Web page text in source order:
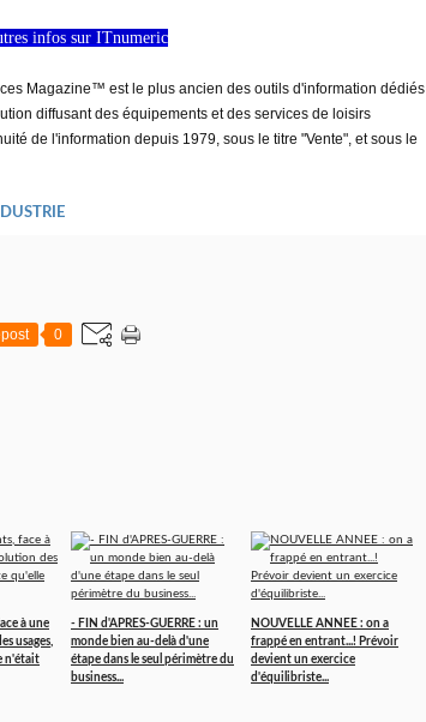
infos sur ITnumeric
Magazine™ est le plus ancien des outils d'information dédiés
diffusant des équipements et des services de loisirs
de l'information depuis 1979, sous le titre "Vente", et sous le
0
à une
usages,
n'était
- FIN d'APRES-GUERRE : un
monde bien au-delà d'une
étape dans le seul périmètre du
business...
NOUVELLE ANNEE : on a
frappé en entrant...! Prévoir
devient un exercice
d'équilibriste...